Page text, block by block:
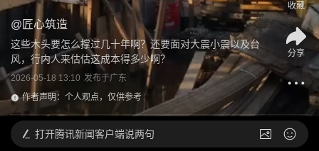
@ 匠心筑造
这些木头要怎么撑过几十年啊？还要面对大震小震以及台
风，行内人来估估这成本得多少啊？
2026-05-18 13:10 发布于广东
作者声明：个人观点，仅供参考
收藏
分享
打开腾讯新闻客户端说两句